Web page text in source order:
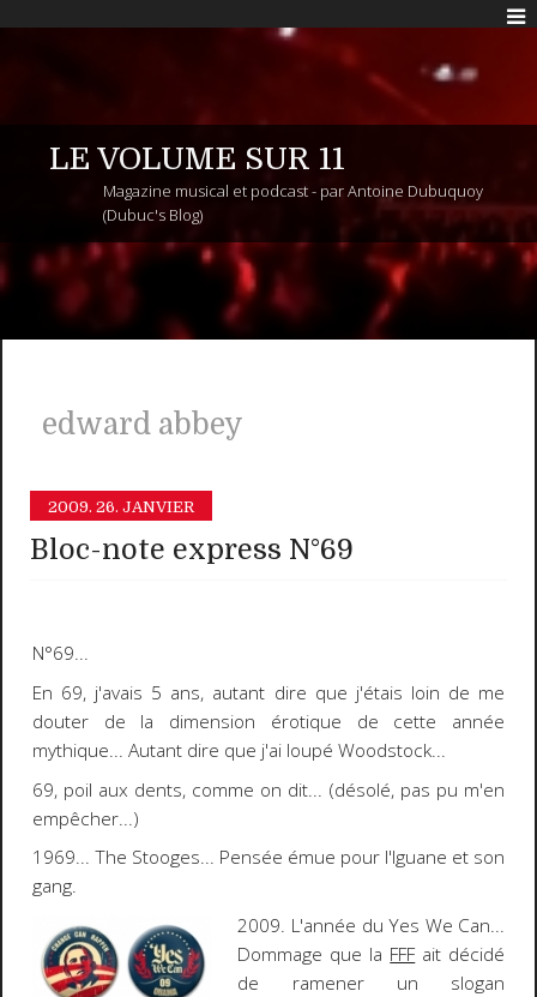
LE VOLUME SUR 11
Magazine musical et podcast - par Antoine Dubuquoy
(Dubuc's Blog)
edward abbey
2009. 26. JANVIER
Bloc-note express N°69
N°69...
En 69, j'avais 5 ans, autant dire que j'étais loin de me
douter de la dimension érotique de cette année
mythique... Autant dire que j'ai loupé Woodstock...
69, poil aux dents, comme on dit... (désolé, pas pu m'en
empêcher...)
1969... The Stooges... Pensée émue pour l'Iguane et son
gang.
2009. L'année duYes We Can...
Dommage que la FFFait décidé
de ramener un slogan